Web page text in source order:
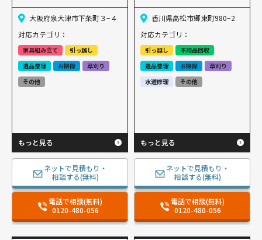
大阪府泉大津市下条町３−４
対応カテゴリ：
家具組み立て
引っ越し
遺品整理
お掃除
草刈り
その他
もっと見る
ネットで見積もり・
相談する(無料)
電話で相談(無料)
0120-480-056
香川県高松市郷東町980−2
対応カテゴリ：
引っ越し
不用品回収
遺品整理
お掃除
草刈り
水道修理
その他
もっと見る
ネットで見積もり・
相談する(無料)
電話で相談(無料)
0120-480-056